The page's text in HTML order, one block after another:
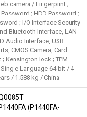
camera / Fingerprint ;
; HDD Password ;
; I/O Interface Security
Bluetooth Interface, LAN
Audio Interface, USB
CMOS Camera, Card
; Kensington lock ; TPM
Language 64-bit / 4
/ 1.588 kg / China
(P1440FA-